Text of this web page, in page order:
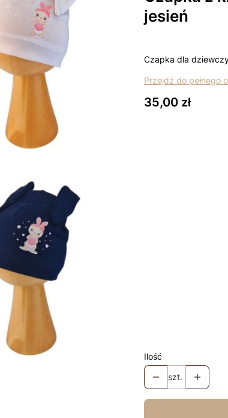
jesień
Czapka dla
Przejdź do pełnego
Cena
35,00 zł
Ilość
szt.